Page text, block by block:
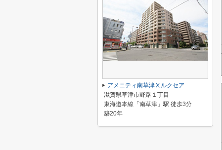
アメニティ南草津Ⅹルクセア
滋賀県草津市野路１丁目
東海道本線「南草津」駅 徒歩3分
築20年